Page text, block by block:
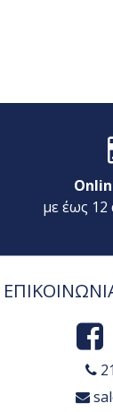
με έως 12